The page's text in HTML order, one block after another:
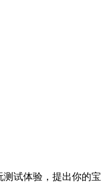
试体验，提出你的宝